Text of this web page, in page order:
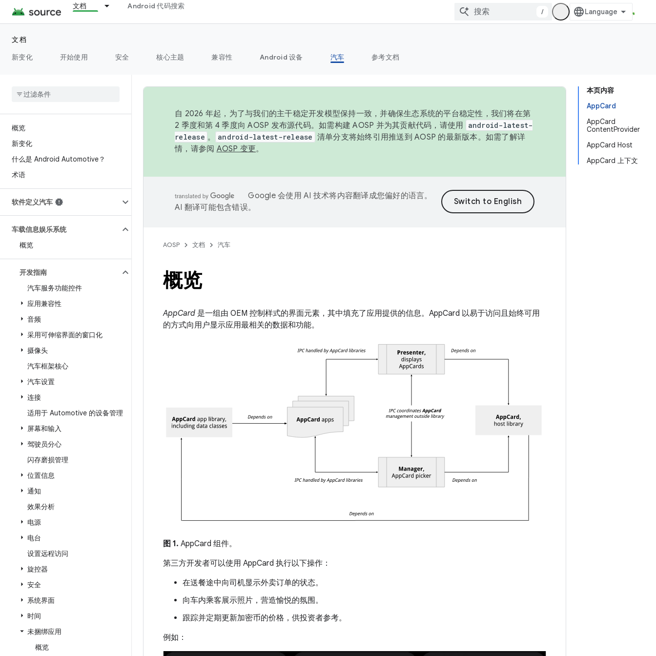
文档 Android 代码搜索
/
文档
新变化
开始使用 安全 核心主题 兼容性 Android 设备 汽车 参考文档
概览
新变化
什么是 Android Automotive？
术语
软件定义汽车
车载信息娱乐系统
概览
开发指南
汽车服务功能控件
应用兼容性
音频
采用可伸缩界面的窗口化
摄像头
汽车框架核心
汽车设置
连接
适用于 Automotive 的设备管理
屏幕和输入
驾驶员分心
闪存磨损管理
位置信息
通知
效果分析
电源
电台
设置远程访问
旋控器
安全
系统界面
时间
未捆绑应用
概览
本页内容
AppCard
AppCard
ContentProvider
AppCard Host
AppCard 上下文
自 2026 年起，为了与我们的主干稳定开发模型保持一致，并确保生态系统的平台稳定性，我们将在第
2 季度和第 4 季度向 AOSP 发布源代码。如需构建 AOSP 并为其贡献代码，请使用
android-latest-
release 。 android-latest-release 清单分支将始终引用推送到 AOSP 的最新版本。如需了解详
情，请参阅 AOSP 变更。
Google 会使用 AI 技术将内容翻译成您偏好的语言。
AI 翻译可能包含错误。
AOSP 文档 汽车
概览
AppCard 是一组由 OEM 控制样式的界面元素，其中填充了应用提供的信息。AppCard 以易于访问且始终可用
的方式向用户显示应用最相关的数据和功能。
图 1. AppCard 组件。
第三方开发者可以使用 AppCard 执行以下操作：
在送餐途中向司机显示外卖订单的状态。
向车内乘客展示照片，营造愉悦的氛围。
跟踪并定期更新加密币的价格，供投资者参考。
例如：